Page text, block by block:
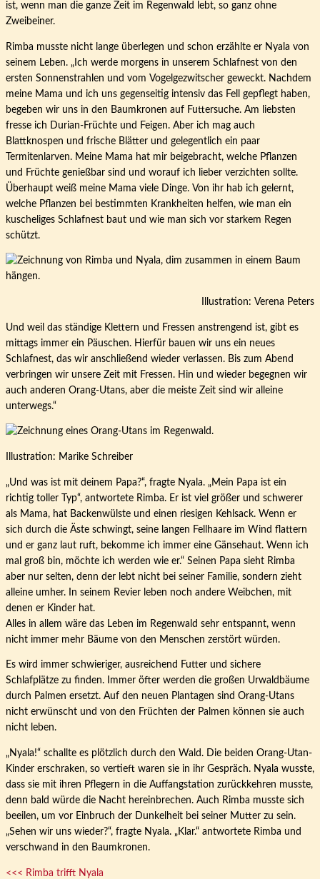
ist, wenn man die ganze Zeit im Regenwald lebt, so ganz ohne
Zweibeiner.
Rimba musste nicht lange überlegen und schon erzählte er Nyala von
seinem Leben. „Ich werde morgens in unserem Schlafnest von den
ersten Sonnenstrahlen und vom Vogelgezwitscher geweckt. Nachdem
meine Mama und ich uns gegenseitig intensiv das Fell gepflegt haben,
begeben wir uns in den Baumkronen auf Futtersuche. Am liebsten
fresse ich Durian-Früchte und Feigen. Aber ich mag auch
Blattknospen und frische Blätter und gelegentlich ein paar
Termitenlarven. Meine Mama hat mir beigebracht, welche Pflanzen
und Früchte genießbar sind und worauf ich lieber verzichten sollte.
Überhaupt weiß meine Mama viele Dinge. Von ihr hab ich gelernt,
welche Pflanzen bei bestimmten Krankheiten helfen, wie man ein
kuscheliges Schlafnest baut und wie man sich vor starkem Regen
schützt.
Illustration: Verena Peters
Und weil das ständige Klettern und Fressen anstrengend ist, gibt es
mittags immer ein Päuschen. Hierfür bauen wir uns ein neues
Schlafnest, das wir anschließend wieder verlassen. Bis zum Abend
verbringen wir unsere Zeit mit Fressen. Hin und wieder begegnen wir
auch anderen Orang-Utans, aber die meiste Zeit sind wir alleine
unterwegs.“
Illustration: Marike Schreiber
„Und was ist mit deinem Papa?“, fragte Nyala. „Mein Papa ist ein
richtig toller Typ“, antwortete Rimba. Er ist viel größer und schwerer
als Mama, hat Backenwülste und einen riesigen Kehlsack. Wenn er
sich durch die Äste schwingt, seine langen Fellhaare im Wind flattern
und er ganz laut ruft, bekomme ich immer eine Gänsehaut. Wenn ich
mal groß bin, möchte ich werden wie er.“ Seinen Papa sieht Rimba
aber nur selten, denn der lebt nicht bei seiner Familie, sondern zieht
alleine umher. In seinem Revier leben noch andere Weibchen, mit
denen er Kinder hat.
Alles in allem wäre das Leben im Regenwald sehr entspannt, wenn
nicht immer mehr Bäume von den Menschen zerstört würden.
Es wird immer schwieriger, ausreichend Futter und sichere
Schlafplätze zu finden. Immer öfter werden die großen Urwaldbäume
durch Palmen ersetzt. Auf den neuen Plantagen sind Orang-Utans
nicht erwünscht und von den Früchten der Palmen können sie auch
nicht leben.
„Nyala!“ schallte es plötzlich durch den Wald. Die beiden Orang-Utan-
Kinder erschraken, so vertieft waren sie in ihr Gespräch. Nyala wusste,
dass sie mit ihren Pflegern in die Auffangstation zurückkehren musste,
denn bald würde die Nacht hereinbrechen. Auch Rimba musste sich
beeilen, um vor Einbruch der Dunkelheit bei seiner Mutter zu sein.
„Sehen wir uns wieder?“, fragte Nyala. „Klar.“ antwortete Rimba und
verschwand in den Baumkronen.
<<< Rimba trifft Nyala